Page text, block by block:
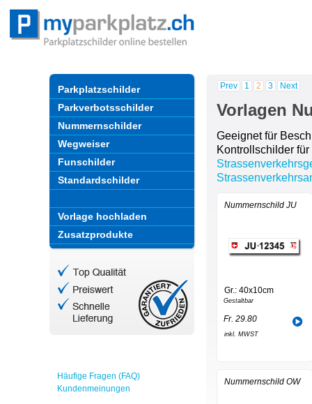
Parkplatzschilder
Parkverbotsschilder
Nummernschilder
Wegweiser
Funschilder
Standardschilder
Vorlage hochladen
Zusatzprodukte
Häufige Fragen (FAQ)
Kundenmeinungen
Prev 1 2 3 Next
Vorlagen
Geeignet für
Kontrollschilder
Nummernschild JU
Gr.: 40x10cm
Gestaltbar
Fr. 29.80
inkl. MWST
Nummernschild OW